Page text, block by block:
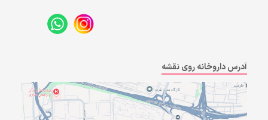
آدرس داروخانه روی نقشه